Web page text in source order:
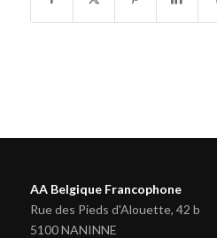
AA Belgique Francophone
Rue des Pieds d'Alouette, 42 b
5100 NANINNE